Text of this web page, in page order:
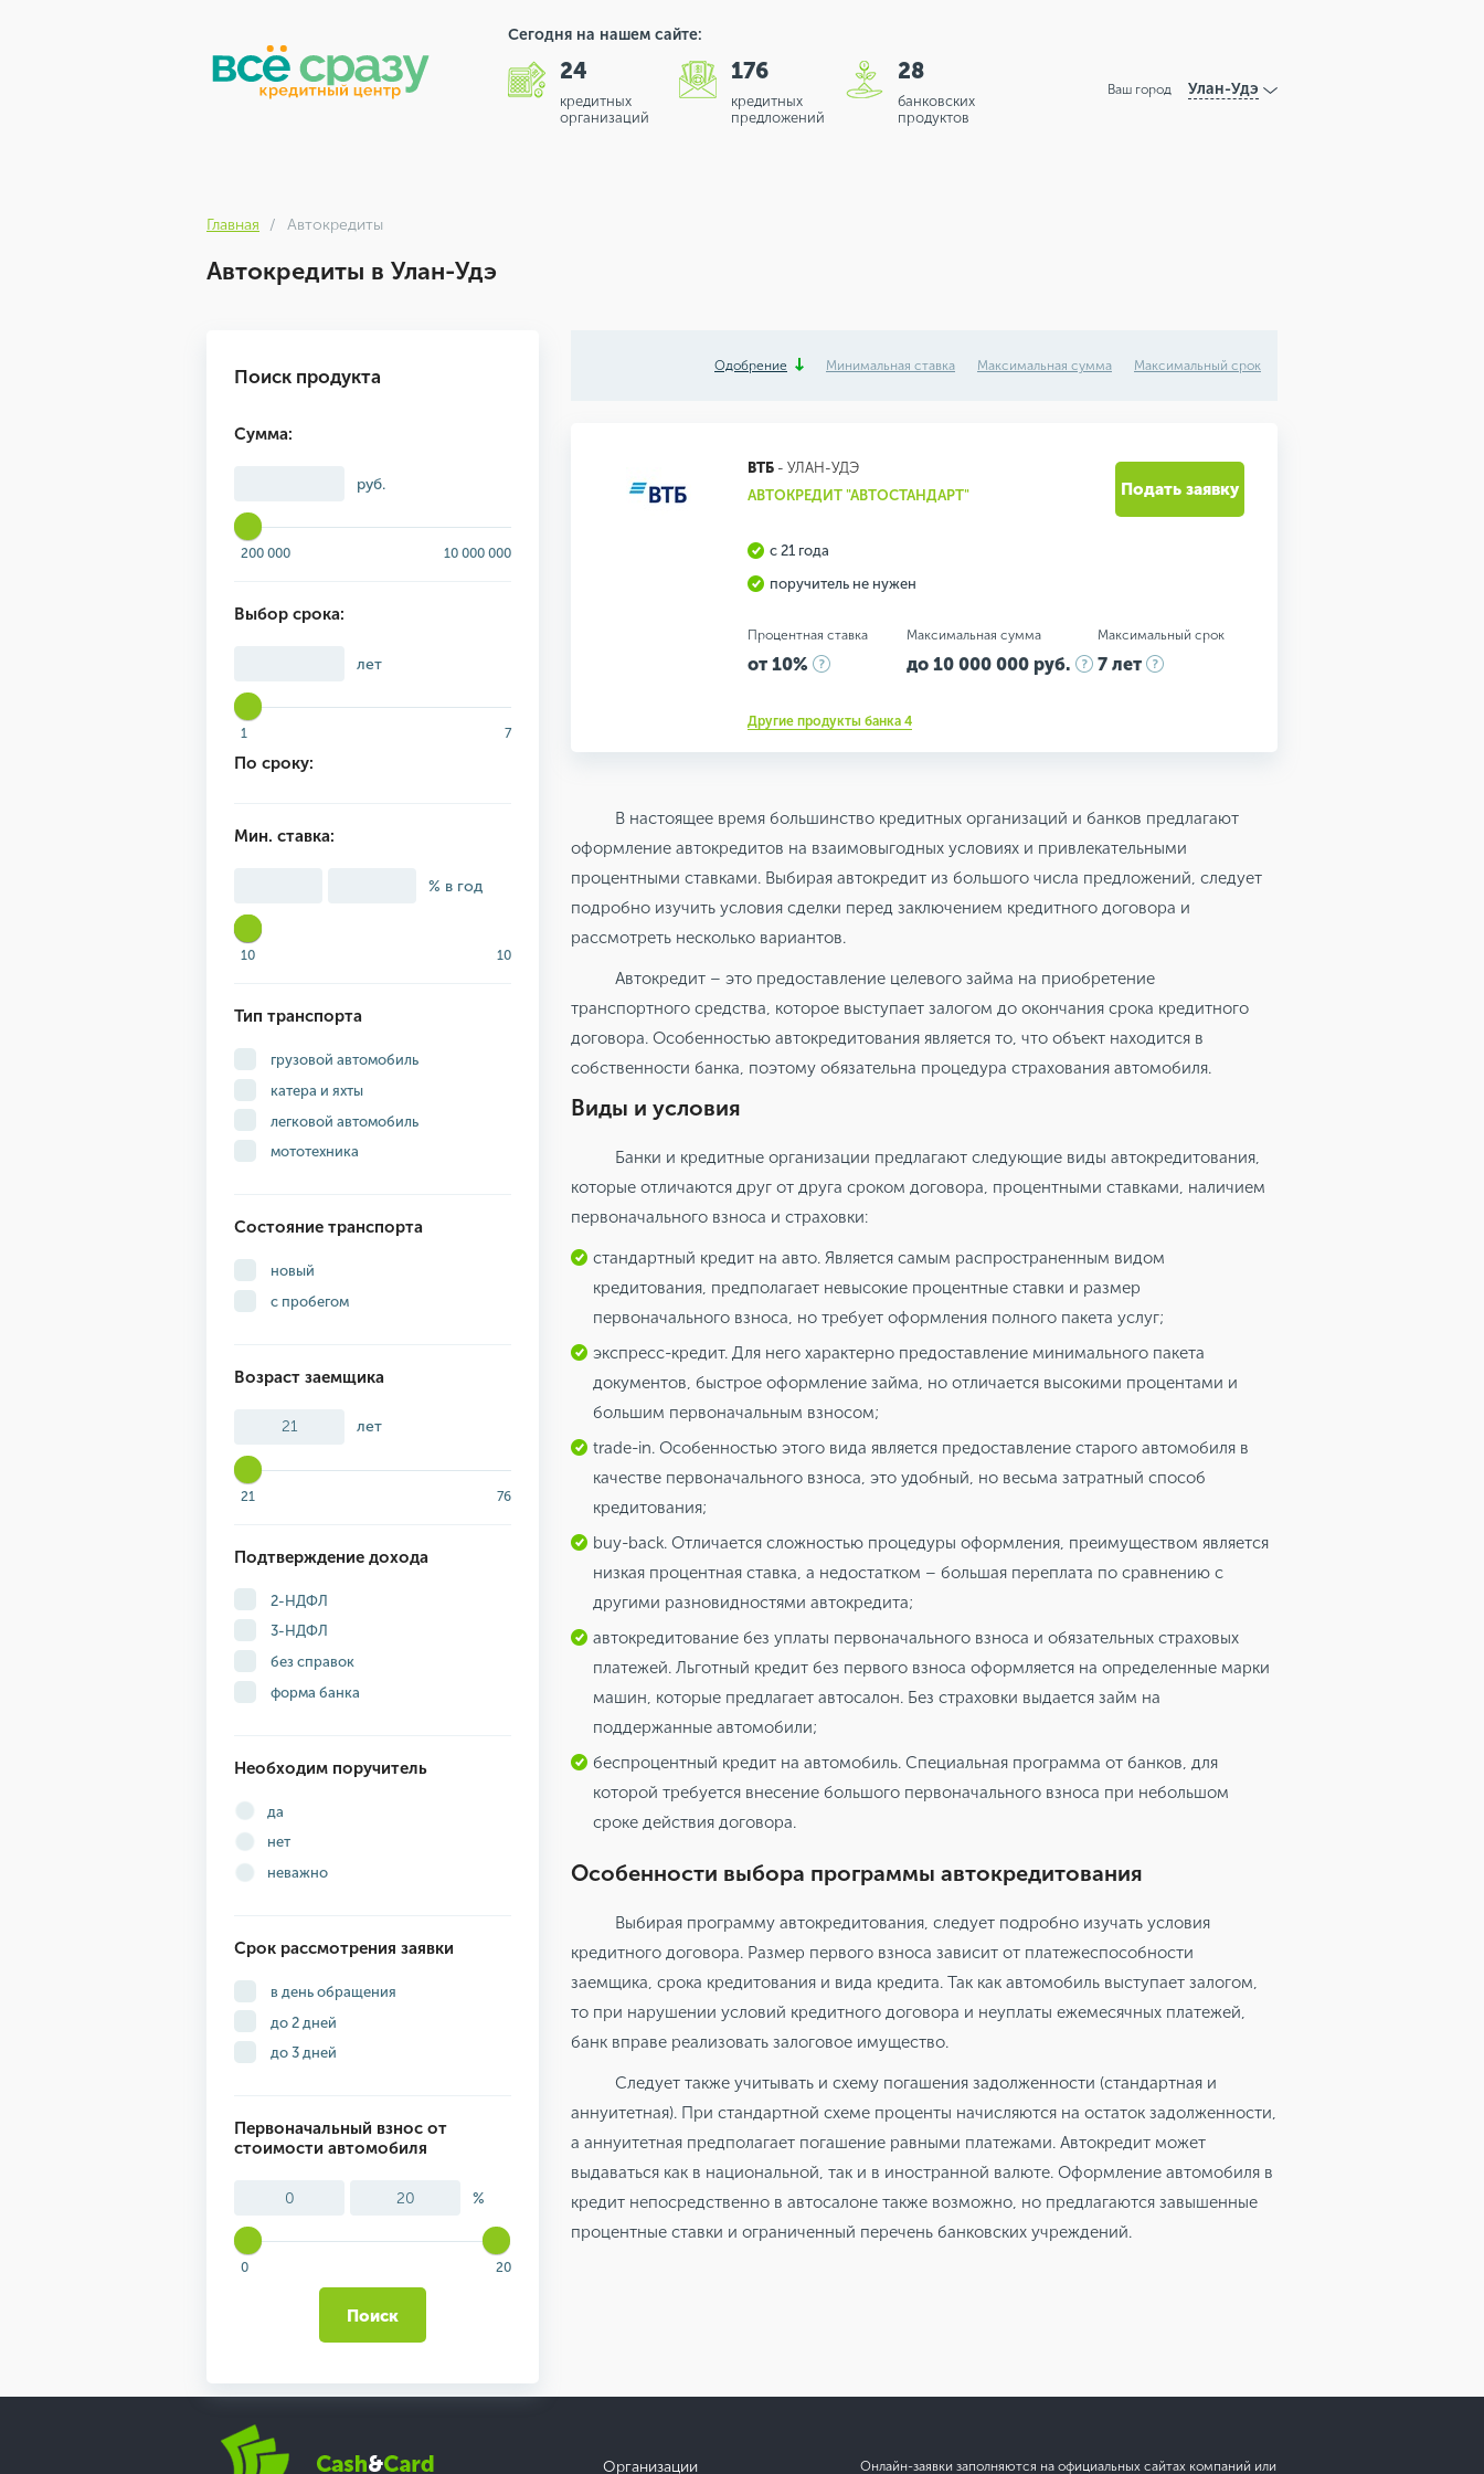
Сегодня на нашем сайте:
24
кредитных
организаций
176
кредитных
предложений
28
банковских
продуктов
Ваш город Улан-Удэ
Главная Автокредиты
Автокредиты в Улан-Удэ
Поиск продукта
Сумма:
руб.
200 000 10 000 000
Выбор срока:
лет
1 7
По сроку:
Мин. ставка:
% в год
10 10
Тип транспорта
грузовой автомобиль
катера и яхты
легковой автомобиль
мототехника
Состояние транспорта
новый
с пробегом
Возраст заемщика
лет
21 76
Подтверждение дохода
2-НДФЛ
3-НДФЛ
без справок
форма банка
Необходим поручитель
да
нет
неважно
Срок рассмотрения заявки
в день обращения
до 2 дней
до 3 дней
Первоначальный взнос от
стоимости автомобиля
%
0 20
Поиск
Одобрение Минимальная ставка Максимальная сумма Максимальный срок
ВТБ- УЛАН-УДЭ
АВТОКРЕДИТ "АВТОСТАНДАРТ"
с 21 года
поручитель не нужен
Процентная ставка
от 10%
Максимальная сумма
до 10 000 000 руб.
Максимальный срок
7 лет
Другие продукты банка 4
Подать заявку
В настоящее время большинство кредитных организаций и банков предлагают
оформление автокредитов на взаимовыгодных условиях и привлекательными
процентными ставками. Выбирая автокредит из большого числа предложений, следует
подробно изучить условия сделки перед заключением кредитного договора и
рассмотреть несколько вариантов.
Автокредит – это предоставление целевого займа на приобретение
транспортного средства, которое выступает залогом до окончания срока кредитного
договора. Особенностью автокредитования является то, что объект находится в
собственности банка, поэтому обязательна процедура страхования автомобиля.
Виды и условия
Банки и кредитные организации предлагают следующие виды автокредитования,
которые отличаются друг от друга сроком договора, процентными ставками, наличием
первоначального взноса и страховки:
стандартный кредит на авто. Является самым распространенным видом
кредитования, предполагает невысокие процентные ставки и размер
первоначального взноса, но требует оформления полного пакета услуг;
экспресс-кредит. Для него характерно предоставление минимального пакета
документов, быстрое оформление займа, но отличается высокими процентами и
большим первоначальным взносом;
trade-in. Особенностью этого вида является предоставление старого автомобиля в
качестве первоначального взноса, это удобный, но весьма затратный способ
кредитования;
buy-back. Отличается сложностью процедуры оформления, преимуществом является
низкая процентная ставка, а недостатком – большая переплата по сравнению с
другими разновидностями автокредита;
автокредитование без уплаты первоначального взноса и обязательных страховых
платежей. Льготный кредит без первого взноса оформляется на определенные марки
машин, которые предлагает автосалон. Без страховки выдается займ на
поддержанные автомобили;
беспроцентный кредит на автомобиль. Специальная программа от банков, для
которой требуется внесение большого первоначального взноса при небольшом
сроке действия договора.
Особенности выбора программы автокредитования
Выбирая программу автокредитования, следует подробно изучать условия
кредитного договора. Размер первого взноса зависит от платежеспособности
заемщика, срока кредитования и вида кредита. Так как автомобиль выступает залогом,
то при нарушении условий кредитного договора и неуплаты ежемесячных платежей,
банк вправе реализовать залоговое имущество.
Следует также учитывать и схему погашения задолженности (стандартная и
аннуитетная). При стандартной схеме проценты начисляются на остаток задолженности,
а аннуитетная предполагает погашение равными платежами. Автокредит может
выдаваться как в национальной, так и в иностранной валюте. Оформление автомобиля в
кредит непосредственно в автосалоне также возможно, но предлагаются завышенные
процентные ставки и ограниченный перечень банковских учреждений.
Организации Онлайн-заявки заполняются на официальных сайтах компаний или